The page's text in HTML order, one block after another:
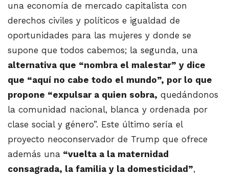
una economía de mercado capitalista con
derechos civiles y políticos e igualdad de
oportunidades para las mujeres y donde se
supone que todos cabemos; la segunda, una
alternativa que “nombra el malestar” y dice
que “aquí no cabe todo el mundo”, por lo que
propone “expulsar a quien sobra, quedándonos
la comunidad nacional, blanca y ordenada por
clase social y género”. Este último sería el
proyecto neoconservador de Trump que ofrece
además una “vuelta a la maternidad
consagrada, la familia y la domesticidad”,